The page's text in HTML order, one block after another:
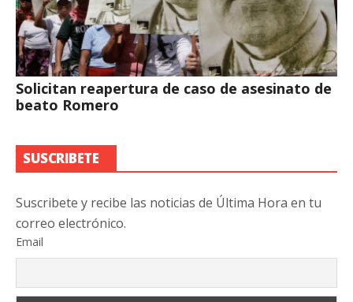
Solicitan reapertura de caso de asesinato de
beato Romero
SUSCRIBETE
Suscribete y recibe las noticias de Última Hora en tu
correo electrónico.
Email